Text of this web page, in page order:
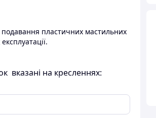
пластичних мастильних
вказані на кресленнях: